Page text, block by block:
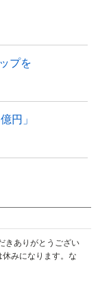
プを
円」
きありがとうござい
みになります。な